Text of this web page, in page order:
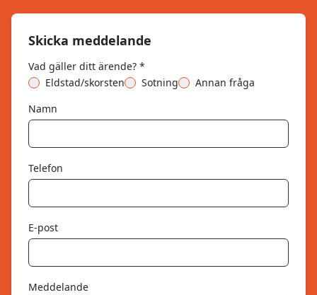
Skicka meddelande
Vad gäller ditt ärende? *
Eldstad/skorsten
Sotning
Annan fråga
Namn
Telefon
E-post
Meddelande